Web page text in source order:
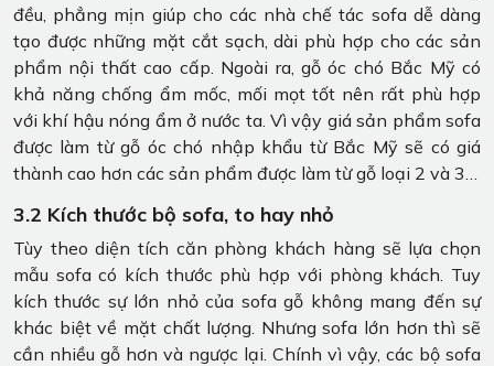
đều, phẳng mịn giúp cho các nhà chế tác sofa dễ dàng
tạo được những mặt cắt sạch, dài phù hợp cho các sản
phẩm nội thất cao cấp. Ngoài ra, gỗ óc chó Bắc Mỹ có
khả năng chống ẩm mốc, mối mọt tốt nên rất phù hợp
với khí hậu nóng ẩm ở nước ta. Vì vậy giá sản phẩm sofa
được làm từ gỗ óc chó nhập khẩu từ Bắc Mỹ sẽ có giá
thành cao hơn các sản phẩm được làm từ gỗ loại 2 và 3…
3.2 Kích thước bộ sofa, to hay nhỏ
Tùy theo diện tích căn phòng khách hàng sẽ lựa chọn
mẫu sofa có kích thước phù hợp với phòng khách. Tuy
kích thước sự lớn nhỏ của sofa gỗ không mang đến sự
khác biệt về mặt chất lượng. Nhưng sofa lớn hơn thì sẽ
cần nhiều gỗ hơn và ngược lại. Chính vì vậy, các bộ sofa